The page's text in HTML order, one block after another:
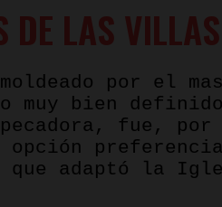
DE LAS
por el
muy bien
fue, por
opción
que adaptó la